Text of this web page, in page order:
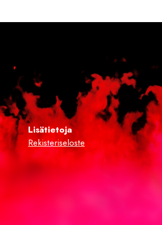
Lisätietoja
Rekisteriseloste